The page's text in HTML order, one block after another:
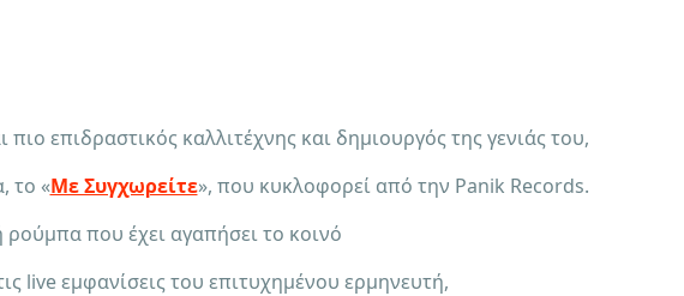
επιδραστικός καλλιτέχνης και δημιουργός της γενιάς του,
το «Με Συγχωρείτε», που κυκλοφορεί από την Panik Records.
ρούμπα που έχει αγαπήσει το κοινό
live εμφανίσεις του επιτυχημένου ερμηνευτή,